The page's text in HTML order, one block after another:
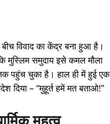
विवाद का केंद्र बना हुआ है।
मुस्लिम समुदाय इसे कमल मौला
पहुंच चुका है। हाल ही में हुई एक
दिया – “मुहूर्त हमें मत बताओ!”